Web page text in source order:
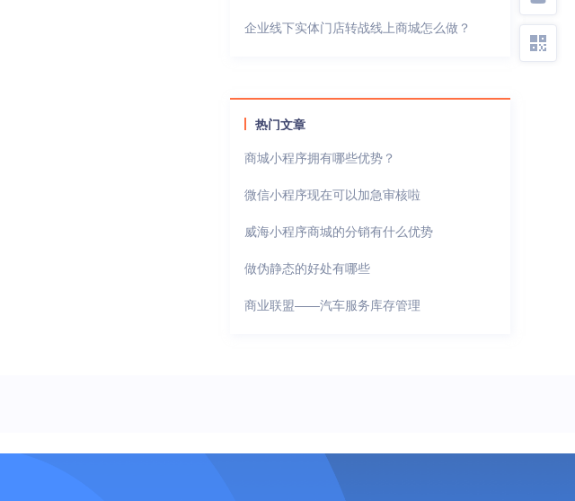
企业线下实体门店转战线上商城怎么做？
热门文章
商城小程序拥有哪些优势？
微信小程序现在可以加急审核啦
威海小程序商城的分销有什么优势
做伪静态的好处有哪些
商业联盟——汽车服务库存管理